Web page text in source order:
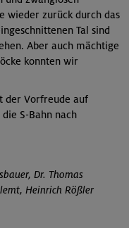
wieder zurück durch das
Tal sind
Aber auch mächtige
konnten wir
der Vorfreude auf
S-Bahn nach
Dr. Thomas
Heinrich Rößler